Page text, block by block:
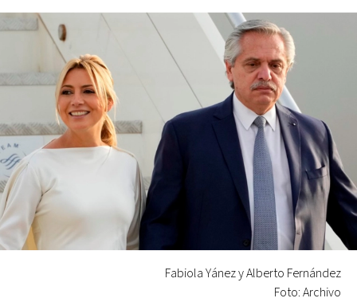
Fabiola Yánez y Alberto Fernández
Foto: Archivo